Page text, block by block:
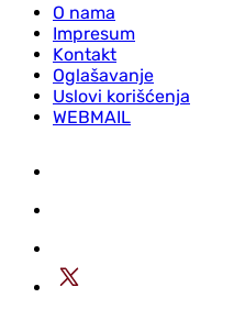
O nama
Impresum
Kontakt
Oglašavanje
Uslovi korišćenja
WEBMAIL